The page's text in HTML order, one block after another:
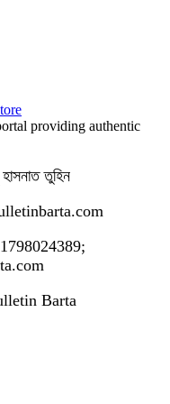
providing authentic
তুহিন
Barta